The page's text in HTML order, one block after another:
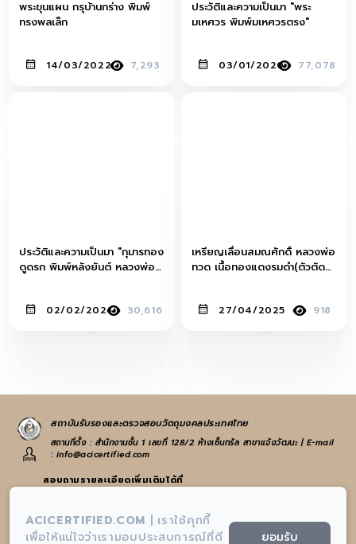
พระขุนแผน กรุบ้านกร่าง พิมพ์
ทรงพลเล็ก
14/03/2022 7,293
ประวัติและความเป็นมา "พระ
มเหศวร พิมพ์มเหศวรตรง"
03/01/2020 77,078
ประวัติและความเป็นมา "กุมารทอง
ดูดรก พิมพ์หลังยันต์ หลวงพ่อ
02/02/2021 30,616
เหรียญเลื่อนสมณศักดิ์ หลวงพ่อ
ทวด เนื้อทองแดงรมดำ(ตัวตัด
27/04/2025 918
สถาบันรับรองและตรวจสอบวัตถุมงคลประเทศไทย
สถานที่ตั้ง : สำนักงานชั้น 1 เลขที่ 128/2 ห้างเซ็นทรัล สาขาแจ้งวัฒนะ | E-mail
: info@acicertified.com
สอบถามรายละเอียดเพิ่มเติมได้ที่
:info@acicertified.com
ACICERTIFIED.COM
เราใช้คุกกี้
เพื่อให้แน่ใจว่าเรามอบประสบการณ์ที่ดี
ยอมรับ